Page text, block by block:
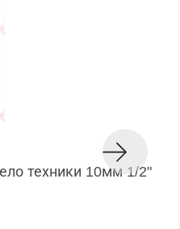
техники 10мм 1/2"